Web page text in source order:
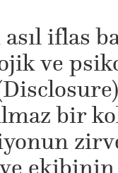
iflas
ve
bir